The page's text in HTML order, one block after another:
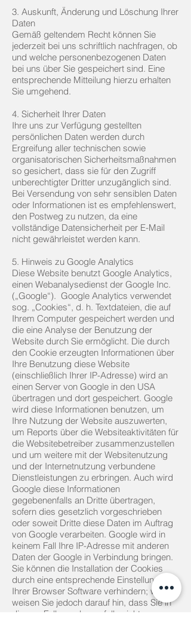
3. Auskunft, Änderung und Löschung Ihrer
Daten
Gemäß geltendem Recht können Sie
jederzeit bei uns schriftlich nachfragen, ob
und welche personenbezogenen Daten
bei uns über Sie gespeichert sind. Eine
entsprechende Mitteilung hierzu erhalten
Sie umgehend.
4. Sicherheit Ihrer Daten
Ihre uns zur Verfügung gestellten
persönlichen Daten werden durch
Ergreifung aller technischen sowie
organisatorischen Sicherheitsmaßnahmen
so gesichert, dass sie für den Zugriff
unberechtigter Dritter unzugänglich sind.
Bei Versendung von sehr sensiblen Daten
oder Informationen ist es empfehlenswert,
den Postweg zu nutzen, da eine
vollständige Datensicherheit per E-Mail
nicht gewährleistet werden kann.
5. Hinweis zu Google Analytics
Diese Website benutzt Google Analytics,
einen Webanalysedienst der Google Inc.
(„Google“). Google Analytics verwendet
sog. „Cookies“, d. h. Textdateien, die auf
Ihrem Computer gespeichert werden und
die eine Analyse der Benutzung der
Website durch Sie ermöglicht. Die durch
den Cookie erzeugten Informationen über
Ihre Benutzung diese Website
(einschließlich Ihrer IP-Adresse) wird an
einen Server von Google in den USA
übertragen und dort gespeichert. Google
wird diese Informationen benutzen, um
Ihre Nutzung der Website auszuwerten,
um Reports über die Websiteaktivitäten für
die Websitebetreiber zusammenzustellen
und um weitere mit der Websitenutzung
und der Internetnutzung verbundene
Dienstleistungen zu erbringen. Auch wird
Google diese Informationen
gegebenenfalls an Dritte übertragen,
sofern dies gesetzlich vorgeschrieben
oder soweit Dritte diese Daten im Auftrag
von Google verarbeiten. Google wird in
keinem Fall Ihre IP-Adresse mit anderen
Daten der Google in Verbindung bringen.
Sie können die Installation der Cookies
durch eine entsprechende Einstellung
Ihrer Browser Software verhindern; wir
weisen Sie jedoch darauf hin, dass Sie in
diesem Fall gegebenenfalls nicht